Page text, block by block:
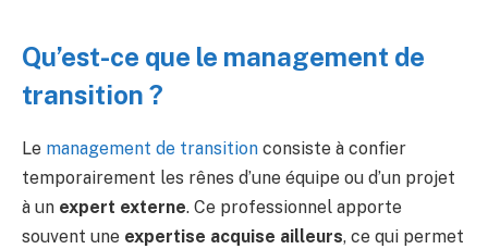
Qu’est-ce que le management de
transition ?
Le management de transition consiste à confier
temporairement les rênes d’une équipe ou d’un projet
à un expert externe. Ce professionnel apporte
souvent une expertise acquise ailleurs, ce qui permet